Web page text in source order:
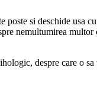
poste si deschide usa
nemultumirea multor
despre care o